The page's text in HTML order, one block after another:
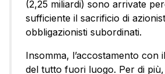
(2,25 miliardi) sono arrivate
sufficiente il sacrificio di
obbligazionisti subordinati.
Insomma, l’accostamento con
del tutto fuori luogo. Per di